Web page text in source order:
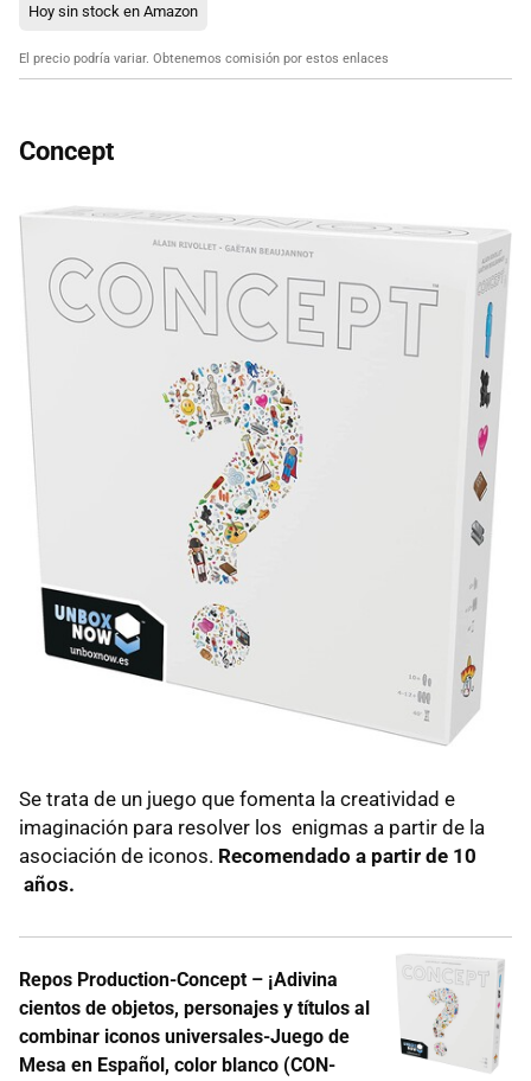
Hoy sin stock en Amazon
El precio podría variar. Obtenemos comisión por estos enlaces
Concept
Se trata de un juego que fomenta la creatividad e
imaginación para resolver los enigmas a partir de la
asociación de iconos. Recomendado a partir de 10
años.
Repos Production-Concept – ¡Adivina
cientos de objetos, personajes y títulos al
combinar iconos universales-Juego de
Mesa en Español, color blanco (CON-